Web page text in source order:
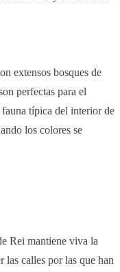
extensos bosques de
perfectas para el
típica del interior de
los colores se
Rei mantiene viva la
las calles por las que han